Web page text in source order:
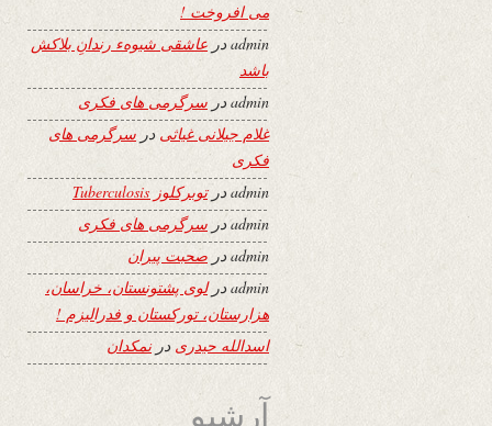
می افروخت !
adminدر عاشقی شیوهء رندانِ بلاکش
باشد
admin در سرگرمی های فکری
غلام جیلانی غیاثی در سرگرمی های
فکری
adminدرتوبرکلوز Tuberculosis
adminدر سرگرمی های فکری
admin در صحبت پیران
adminدرلوی پشتونستان، خراسان،
هزارستان، تورکستان و فدرالیزم !
اسدالله حیدری درنمکدان
آرشیو